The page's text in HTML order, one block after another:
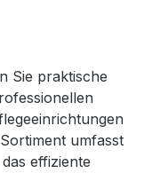
Sie praktische
umfasst
effiziente